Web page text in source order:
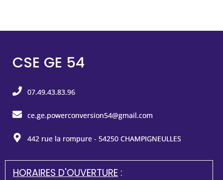
CSE GE 54
07.49.43.83.96
ce.ge.powerconversion54@gmail.com
442 rue la rompure - 54250 CHAMPIGNEULLES
HORAIRES D'OUVERTURE :